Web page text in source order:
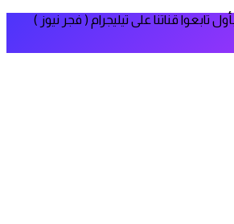
تابعوا قناتنا على تيليجرام ( فجر نيوز )